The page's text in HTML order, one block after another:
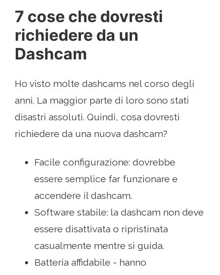
7 cose che dovresti
richiedere da un
Dashcam
Ho visto molte dashcams nel corso degli
anni. La maggior parte di loro sono stati
disastri assoluti. Quindi, cosa dovresti
richiedere da una nuova dashcam?
Facile configurazione: dovrebbe
essere semplice far funzionare e
accendere il dashcam.
Software stabile: la dashcam non deve
essere disattivata o ripristinata
casualmente mentre si guida.
Batteria affidabile - hanno